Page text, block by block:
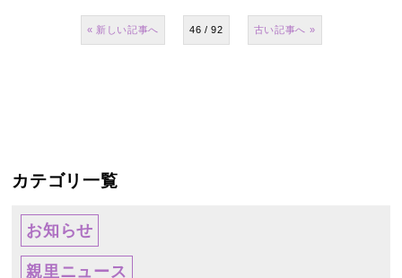
46 / 92
« »
カテゴリ一覧
お知らせ
親里ニュース